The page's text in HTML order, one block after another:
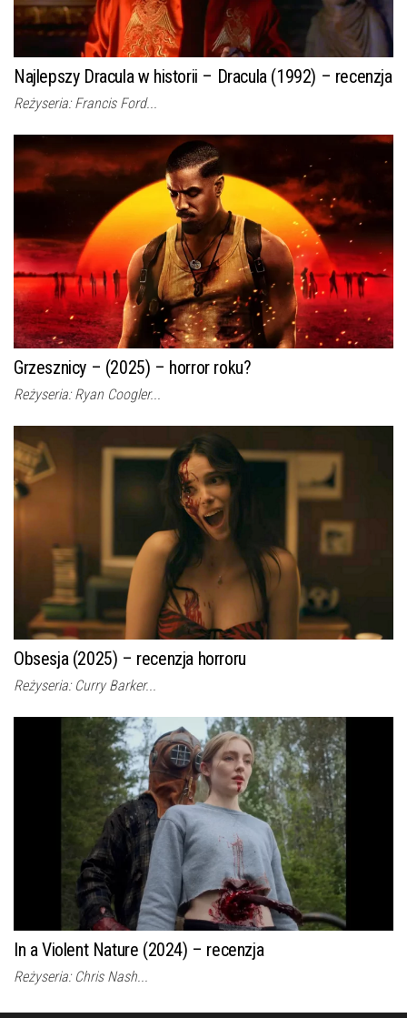
Najlepszy Dracula w historii – Dracula (1992) – recenzja
Reżyseria: Francis Ford...
Grzesznicy – (2025) – horror roku?
Reżyseria: Ryan Coogler...
Obsesja (2025) – recenzja horroru
Reżyseria: Curry Barker...
In a Violent Nature (2024) – recenzja
Reżyseria: Chris Nash...